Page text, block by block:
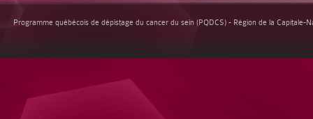
Programme québécois de dépistage du cancer du sein (PQDCS) - Région de la Capitale-